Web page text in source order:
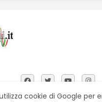
cookie di Google per